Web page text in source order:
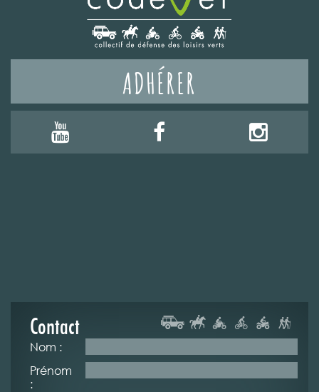
ADHÉRER
Contact
Nom :
Prénom
: